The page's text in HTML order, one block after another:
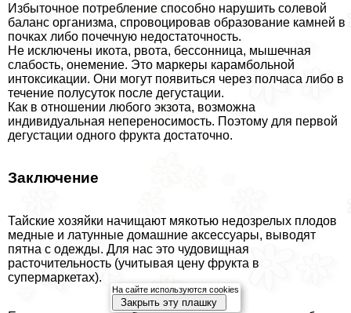
Избыточное потрeбление способно нарушить солевой
баланс организма, спровоцировав образование камней в
почках либо почечную недостаточность.
Не исключены икота, рвота, бессонница, мышечная
слабость, онемение. Это маркеры карамбольной
интоксикации. Они могут появиться через полчаса либо в
течение полусуток после дегустации.
Как в отношении любого экзота, возможна
индивидуальная непереносимость. Поэтому для первой
дегустации одного фрукта достаточно.
Заключение
Тайские хозяйки начищают мякотью недозрелых плодов
медные и латунные домашние аксессуары, выводят
пятна с одежды. Для нас это чудовищная
расточительность (учитывая цену фрукта в
супермаркетах).
На сайте используются cookies
Закрыть эту плашку